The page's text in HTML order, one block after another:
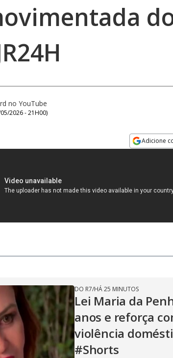
do
no YouTube
2026 - 21H00)
Adicione
DO R7/HÁ 25 MINUTOS
Lei Maria da
anos e reforça
violência
#Shorts